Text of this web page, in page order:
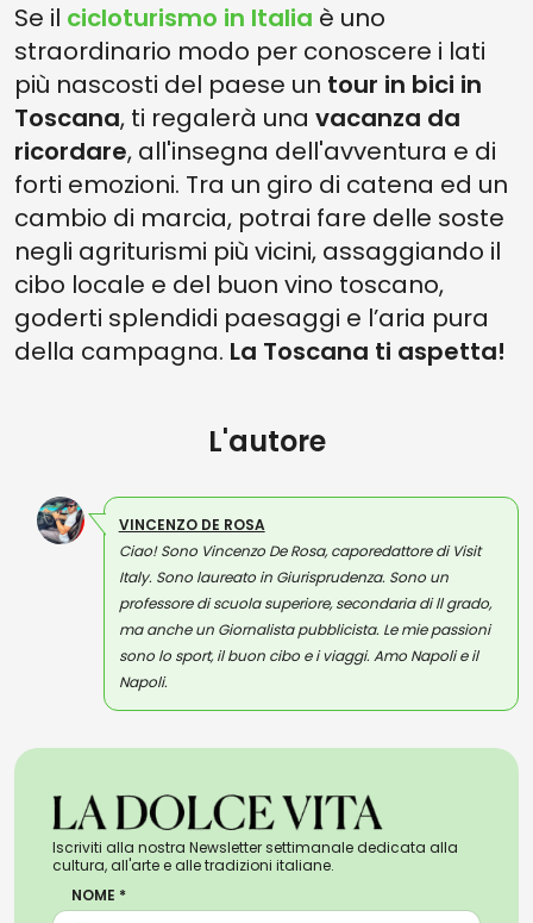
Se il cicloturismo in Italia è uno
straordinario modo per conoscere i lati
più nascosti del paese un tour in bici in
Toscana, ti regalerà una vacanza da
ricordare, all'insegna dell'avventura e di
forti emozioni. Tra un giro di catena ed un
cambio di marcia, potrai fare delle soste
negli agriturismi più vicini, assaggiando il
cibo locale e del buon vino toscano,
goderti splendidi paesaggi e l’aria pura
della campagna. La Toscana ti aspetta!
L'autore
VINCENZO DE ROSA
Ciao! Sono Vincenzo De Rosa, caporedattore di Visit
Italy. Sono laureato in Giurisprudenza. Sono un
professore di scuola superiore, secondaria di ll grado,
ma anche un Giornalista pubblicista. Le mie passioni
sono lo sport, il buon cibo e i viaggi. Amo Napoli e il
Napoli.
Iscriviti alla nostra Newsletter settimanale dedicata alla
cultura, all'arte e alle tradizioni italiane.
NOME *